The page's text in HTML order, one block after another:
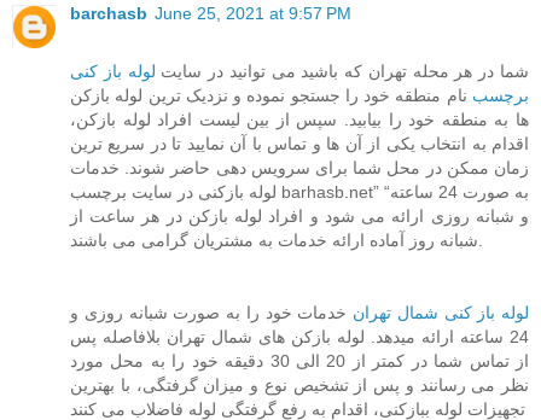
barchasb June 25, 2021 at 9:57 PM
شما در هر محله تهران که باشید می توانید در سایت لوله باز کنی
برچسب نام منطقه خود را جستجو نموده و نزدیک ترین لوله بازکن
ها به منطقه خود را بیابید. سپس از بین لیست افراد لوله بازکن،
اقدام به انتخاب یکی از آن ها و تماس با آن نمایید تا در سریع ترین
زمان ممکن در محل شما برای سرویس دهی حاضر شوند. خدمات
لوله بازکنی در سایت برچسب barhasb.net” “به صورت 24 ساعته
و شبانه روزی ارائه می شود و افراد لوله بازکن در هر ساعت از
لوله باز کنی شمال تهران خدمات خود را به صورت شبانه روزی و
24 ساعته ارائه میدهد. لوله بازکن های شمال تهران بلافاصله پس
از تماس شما در کمتر از 20 الی 30 دقیقه خود را به محل مورد
نظر می رسانند و پس از تشخیص نوع و میزان گرفتگی، با بهترین
تجهیزات لوله ببازکنی، اقدام به رفع گرفتگی لوله فاضلاب می کنند